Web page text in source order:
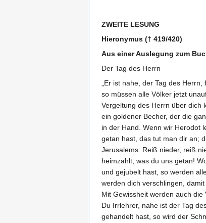
ZWEITE LESUNG
Hieronymus († 419/420)
Aus einer Auslegung zum
Der Tag des Herrn
„Er ist nahe, der Tag des
so müssen alle Völker jetzt
Vergeltung des Herrn über dich
ein goldener Becher, der die
in der Hand. Wenn wir Herodot
getan hast, das tut man dir an;
Jerusalems: Reiß nieder, reiß
heimzahlt, was du uns getan!
und gejubelt hast, so werden
werden dich verschlingen,
Mit Gewissheit werden auch
Du Irrlehrer, nahe ist der Tag
gehandelt hast, so wird der